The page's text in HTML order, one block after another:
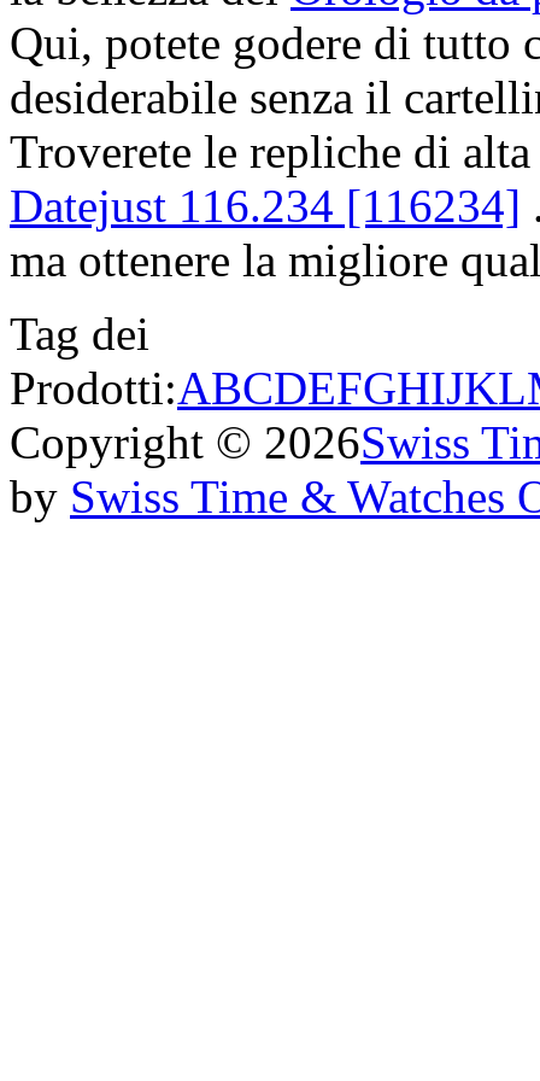
Qui, potete godere di tutto
desiderabile senza il
Troverete le repliche di
Datejust 116.234 [116234]
ma ottenere la migliore
Tag dei
Prodotti:ABCDEFGHIJKL
Copyright © 2026Swiss
by Swiss Time & Watches